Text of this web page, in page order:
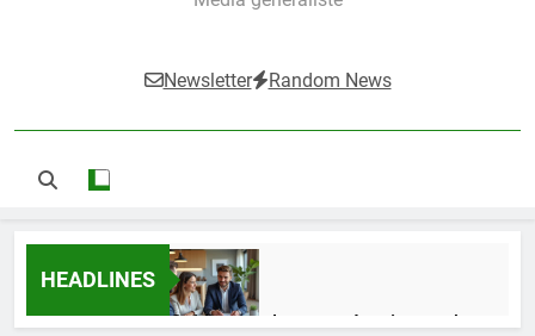
Newsletter Random News
HEADLINES
Guide complet pour réussir un achat